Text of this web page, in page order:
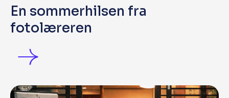
En sommerhilsen fra
fotolæreren